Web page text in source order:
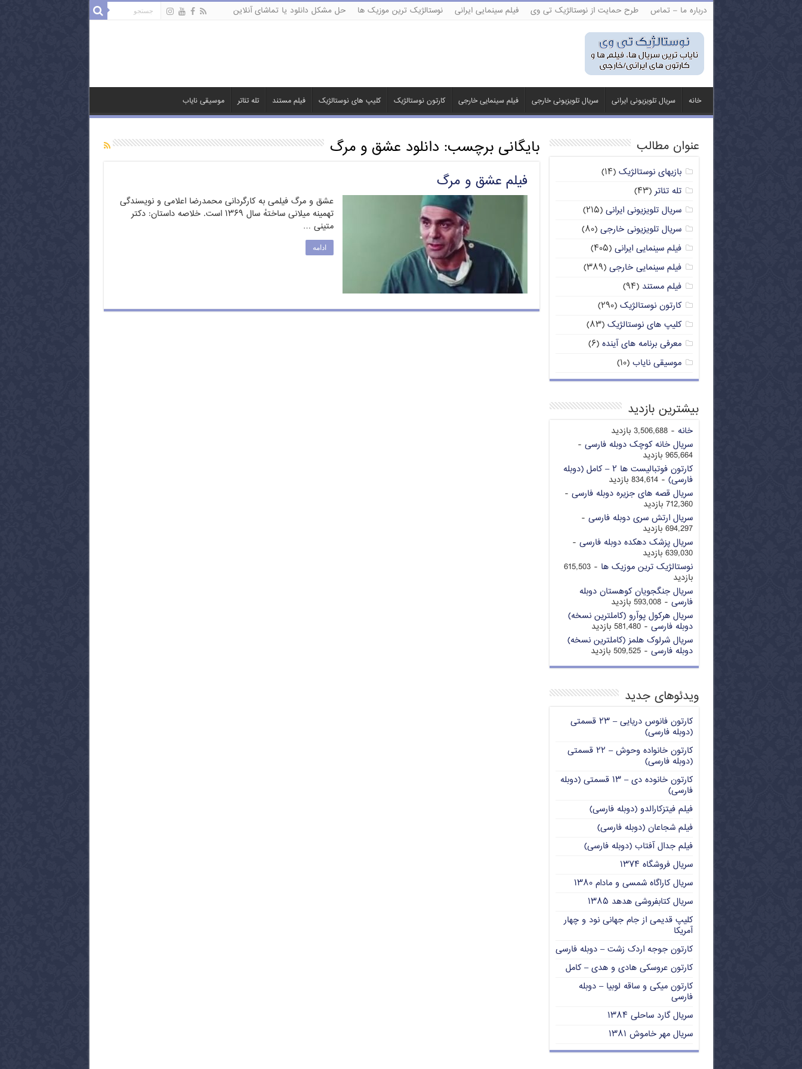
درباره ما – تماس طرح حمایت از نوستالژیک تی وی فیلم سینمایی ایرانی نوستالژیک ترین موزیک ها حل مشکل دانلود یا تماشای آنلاین
خانه سریال تلویزیونی ایرانی سریال تلویزیونی خارجی فیلم سینمایی خارجی کارتون نوستالژیک کلیپ های نوستالژیک فیلم مستند تله تئاتر موسیقی نایاب
بایگانی برچسب: دانلود عشق و مرگ
فیلم عشق و مرگ
عشق و مرگ فیلمی به کارگردانی محمدرضا اعلامی و نویسندگی
تهمینه میلانی ساختهٔ سال ۱۳۶۹ است. خلاصه داستان: دکتر
متینی …
ادامه
عنوان مطالب
بازیهای نوستالژیک (۱۴)
تله تئاتر(۴۳)
سریال تلویزیونی ایرانی (۲۱۵)
سریال تلویزیونی خارجی (۸۰)
فیلم سینمایی ایرانی (۴۰۵)
فیلم سینمایی خارجی (۳۸۹)
فیلم مستند (۹۴)
کارتون نوستالژیک (۲۹۰)
کلیپ های نوستالژیک (۸۳)
معرفی برنامه های آینده (۶)
موسیقی نایاب (۱۰)
بیشترین بازدید
خانه - 3,506,688 بازدید
سریال خانه کوچک دوبله فارسی -
965,664 بازدید
کارتون فوتبالیست ها ۲ – کامل (دوبله
فارسی) - 834,614 بازدید
سریال قصه های جزیره دوبله فارسی -
712,360 بازدید
سریال ارتش سری دوبله فارسی -
694,297 بازدید
سریال پزشک دهکده دوبله فارسی -
639,030 بازدید
نوستالژیک ترین موزیک ها
- 615,503
بازدید
سریال جنگجویان کوهستان دوبله
فارسی - 593,008 بازدید
سریال هرکول پوآرو (کاملترین نسخه)
دوبله فارسی - 581,480 بازدید
سریال شرلوک هلمز (کاملترین نسخه)
دوبله فارسی - 509,525 بازدید
ویدئوهای جدید
کارتون فانوس دریایی – ۲۳ قسمتی
(دوبله فارسی)
کارتون خانواده وحوش – ۲۲ قسمتی
(دوبله فارسی)
کارتون خانوده دی – ۱۳ قسمتی (دوبله
فارسی)
فیلم فیتزکارالدو (دوبله فارسی)
فیلم شجاعان (دوبله فارسی)
فیلم جدال آفتاب (دوبله فارسی)
سریال فروشگاه ۱۳۷۴
سریال کاراگاه شمسی و مادام ۱۳۸۰
سریال کتابفروشی هدهد ۱۳۸۵
کلیپ قدیمی از جام جهانی نود و چهار
آمریکا
کارتون جوجه اردک زشت – دوبله فارسی
کارتون عروسکی هادی و هدی – کامل
کارتون میکی و ساقه لوبیا – دوبله
فارسی
سریال گارد ساحلی ۱۳۸۴
سریال مهر خاموش ۱۳۸۱